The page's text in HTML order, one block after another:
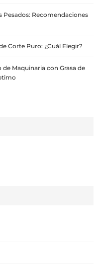
Pesados: Recomendaciones
Corte Puro: ¿Cuál Elegir?
Maquinaria con Grasa de